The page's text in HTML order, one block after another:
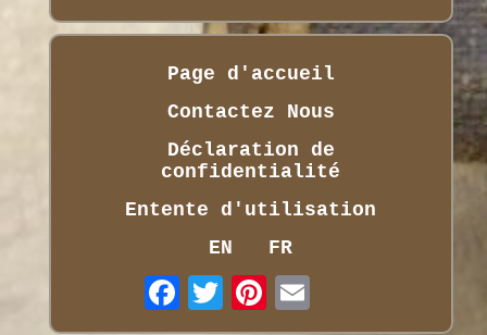
Page d'accueil
Contactez Nous
Déclaration de
confidentialité
Entente d'utilisation
EN
FR